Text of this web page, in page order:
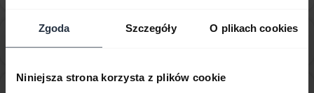
Zgoda Szczegóły O plikach cookies
Niniejsza strona korzysta z plików cookie
Jak można skonfigurować urządzenie Jabra do
współpracy z aplikacją Cisco Webex Teams?
Jak można skonfigurować urządzenie Jabra do